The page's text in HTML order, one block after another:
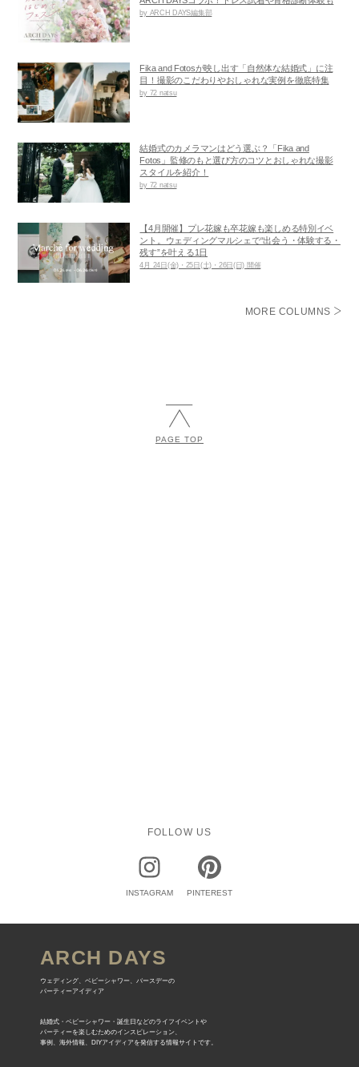
by ARCH DAYS編集部
Fika and Fotosが映し出す「自然体な結婚式」に注
目！撮影のこだわりやおしゃれな実例を徹底特集
by 72 natsu
結婚式のカメラマンはどう選ぶ？「Fika and
Fotos」監修のもと選び方のコツとおしゃれな撮影
スタイルを紹介！
by 72 natsu
【4月開催】プレ花嫁も卒花嫁も楽しめる特別イベ
ント。ウェディングマルシェで“出会う・体験する・
残す”を叶える1日
4月 24日(金)・25日(土)・26日(日) 開催
MORE COLUMNS
PAGE TOP
FOLLOW US
INSTAGRAM PINTEREST
ARCH DAYS
ウェディング、ベビーシャワー、バースデーの
パーティーアイディア
結婚式・ベビーシャワー・誕生日などのライフイベントや
パーティーを楽しむためのインスピレーション、
事例、海外情報、DIYアイディアを発信する情報サイトです。